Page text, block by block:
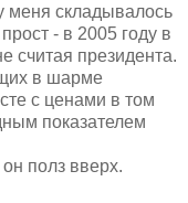
меня складывалось
- в 2005 году в
считая президента.
в шарме
с ценами в том
показателем
полз вверх.